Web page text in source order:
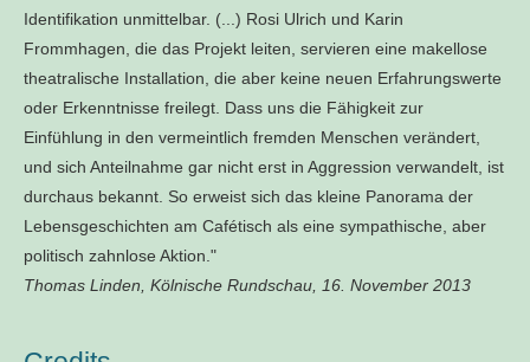
Identifikation unmittelbar. (...) Rosi Ulrich und Karin
Frommhagen, die das Projekt leiten, servieren eine makellose
theatralische Installation, die aber keine neuen Erfahrungswerte
oder Erkenntnisse freilegt. Dass uns die Fähigkeit zur
Einfühlung in den vermeintlich fremden Menschen verändert,
und sich Anteilnahme gar nicht erst in Aggression verwandelt, ist
durchaus bekannt. So erweist sich das kleine Panorama der
Lebensgeschichten am Cafétisch als eine sympathische, aber
politisch zahnlose Aktion."
Thomas Linden, Kölnische Rundschau, 16. November 2013